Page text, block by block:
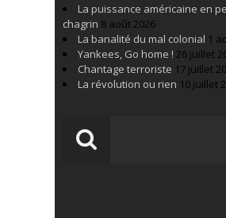
La puissance américaine en
chagrin 8 août 2026
La banalité du mal colonial 1
Yankees, Go home ! 26 juillet
Chantage terroriste 17 juillet
La révolution ou rien 10 juillet